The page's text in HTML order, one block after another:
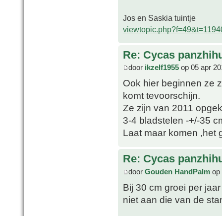
Jos en Saskia tuintje
Re: Cycas
door ikzelf1955 op 05 apr
Ook hier beginnen ze
komt tevoorschijn.
Ze zijn van 2011
3-4 bladstelen -+/-35
Laat maar komen ,het
Re: Cycas
door Gouden HandPalm op
Bij 30 cm groei per
niet aan die van de